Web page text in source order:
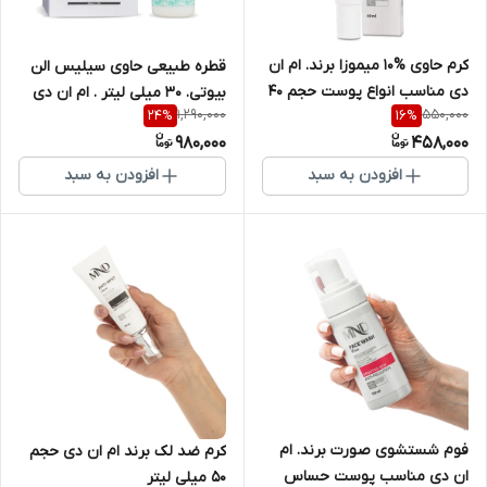
کرم حاوی %10 میموزا برند. ام ان
دی مناسب انواع پوست حجم 40
میلی لیتر
550,000
16%
458,000
افزودن به سبد
قطره طبیعی حاوی سیلیس الن
بیوتی. ۳۰ میلی لیتر . ام ان دی
حجم 30 میلی لیتر
1,290,000
24%
980,000
افزودن به سبد
فوم شستشوی صورت برند. ام
ان دی مناسب پوست حساس
کرم ضد لک برند ام ان دی حجم
50 میلی لیتر